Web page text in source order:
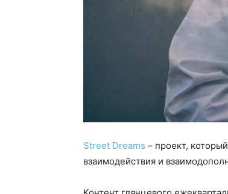
Street Dreams – проект,
взаимодействия и